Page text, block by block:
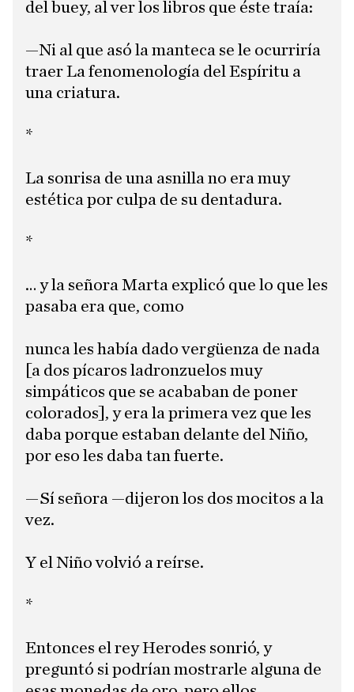
del buey, al ver los libros que éste traía:
—Ni al que asó la manteca se le ocurriría
traer La fenomenología del Espíritu a
una criatura.
*
La sonrisa de una asnilla no era muy
estética por culpa de su dentadura.
*
… y la señora Marta explicó que lo que les
pasaba era que, como
nunca les había dado vergüenza de nada
[a dos pícaros ladronzuelos muy
simpáticos que se acababan de poner
colorados], y era la primera vez que les
daba porque estaban delante del Niño,
por eso les daba tan fuerte.
—Sí señora —dijeron los dos mocitos a la
vez.
Y el Niño volvió a reírse.
*
Entonces el rey Herodes sonrió, y
preguntó si podrían mostrarle alguna de